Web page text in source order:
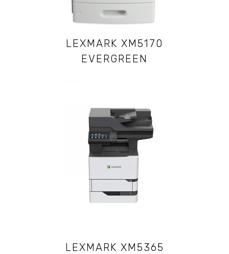
LEXMARK XM5170
EVERGREEN
LEXMARK XM5365